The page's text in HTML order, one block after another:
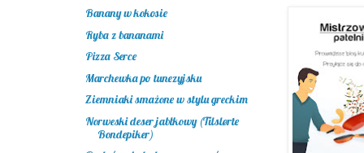
Banany w kokosie
Ryba z bananami
Pizza Serce
Marchewka po tunezyjsku
Ziemniaki smażone w stylu greckim
Norweski deser jabłkowy (Tilslørte
Bondepiker)